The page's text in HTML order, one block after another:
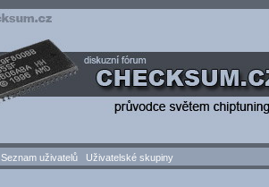
Seznam uživatelů Uživatelské skupiny